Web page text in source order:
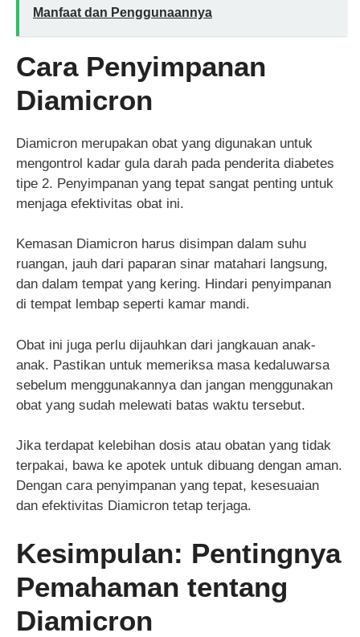
Manfaat dan Penggunaannya
Cara Penyimpanan
Diamicron
Diamicron merupakan obat yang digunakan untuk
mengontrol kadar gula darah pada penderita diabetes
tipe 2. Penyimpanan yang tepat sangat penting untuk
menjaga efektivitas obat ini.
Kemasan Diamicron harus disimpan dalam suhu
ruangan, jauh dari paparan sinar matahari langsung,
dan dalam tempat yang kering. Hindari penyimpanan
di tempat lembap seperti kamar mandi.
Obat ini juga perlu dijauhkan dari jangkauan anak-
anak. Pastikan untuk memeriksa masa kedaluwarsa
sebelum menggunakannya dan jangan menggunakan
obat yang sudah melewati batas waktu tersebut.
Jika terdapat kelebihan dosis atau obatan yang tidak
terpakai, bawa ke apotek untuk dibuang dengan aman.
Dengan cara penyimpanan yang tepat, kesesuaian
dan efektivitas Diamicron tetap terjaga.
Kesimpulan: Pentingnya
Pemahaman tentang
Diamicron